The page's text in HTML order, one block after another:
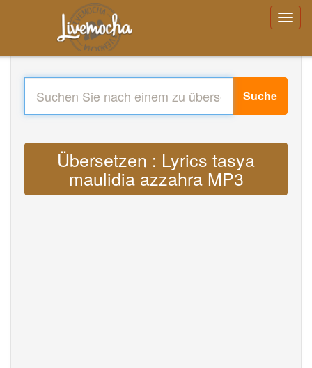
Suche
Übersetzen : Lyrics tasya
maulidia azzahra MP3